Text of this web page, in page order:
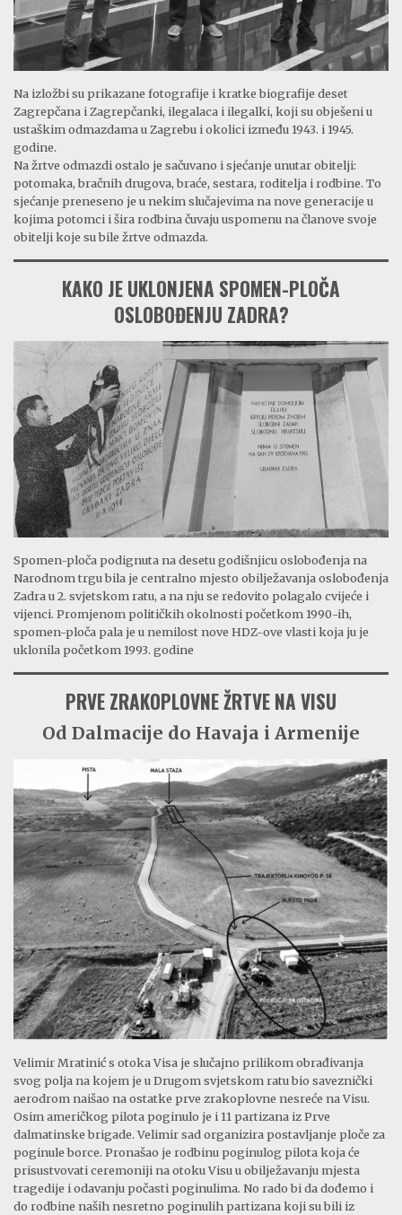
Na izložbi su prikazane fotografije i kratke biografije deset
Zagrepčana i Zagrepčanki, ilegalaca i ilegalki, koji su obješeni u
ustaškim odmazdama u Zagrebu i okolici između 1943. i 1945.
godine.
Na žrtve odmazdi ostalo je sačuvano i sjećanje unutar obitelji:
potomaka, bračnih drugova, braće, sestara, roditelja i rodbine. To
sjećanje preneseno je u nekim slučajevima na nove generacije u
kojima potomci i šira rodbina čuvaju uspomenu na članove svoje
obitelji koje su bile žrtve odmazda.
KAKO JE UKLONJENA SPOMEN-PLOČA
OSLOBOĐENJU ZADRA?
Spomen-ploča podignuta na desetu godišnjicu oslobođenja na
Narodnom trgu bila je centralno mjesto obilježavanja oslobođenja
Zadra u 2. svjetskom ratu, a na nju se redovito polagalo cvijeće i
vijenci. Promjenom političkih okolnosti početkom 1990-ih,
spomen-ploča pala je u nemilost nove HDZ-ove vlasti koja ju je
uklonila početkom 1993. godine
PRVE ZRAKOPLOVNE ŽRTVE NA VISU
Od Dalmacije do Havaja i Armenije
Velimir Mratinić s otoka Visa je slučajno prilikom obrađivanja
svog polja na kojem je u Drugom svjetskom ratu bio saveznički
aerodrom naišao na ostatke prve zrakoplovne nesreće na Visu.
Osim američkog pilota poginulo je i 11 partizana iz Prve
dalmatinske brigade. Velimir sad organizira postavljanje ploče za
poginule borce. Pronašao je rodbinu poginulog pilota koja će
prisustvovati ceremoniji na otoku Visu u obilježavanju mjesta
tragedije i odavanju počasti poginulima. No rado bi da dođemo i
do rodbine naših nesretno poginulih partizana koji su bili iz